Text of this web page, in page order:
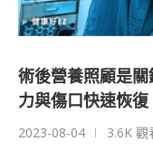
術後營養照顧是
力與傷口快速恢
2023-08-04 3.6K 觀